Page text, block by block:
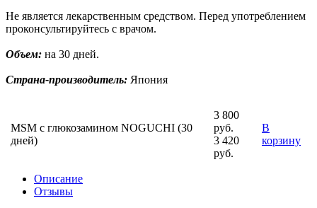
Не является лекарственным средством. Перед употреблением
проконсультируйтесь с врачом.
Объем: на 30 дней.
Страна-производитель: Япония
MSM с глюкозамином NOGUCHI (30
дней)
3 800
руб.
3 420
руб.
В
корзину
Описание
Отзывы